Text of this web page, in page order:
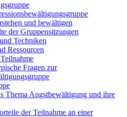
und bewältigen
der Gruppensitzungen
Techniken
Ressourcen
Fragen zur
Thema Angstbewältigung und ihre
der Teilnahme an einer